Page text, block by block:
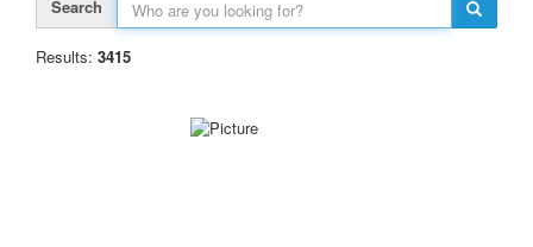
Search
Results: 3415